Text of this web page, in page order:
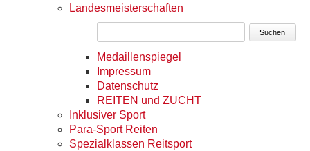
Landesmeisterschaften
Suchen
Medaillenspiegel
Impressum
Datenschutz
REITEN und ZUCHT
Inklusiver Sport
Para-Sport Reiten
Spezialklassen Reitsport